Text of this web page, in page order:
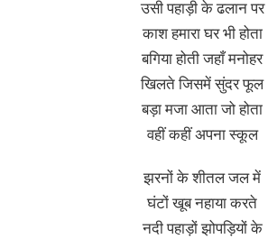
उसी पहाड़ी के ढलान पर
काश हमारा घर भी होता
बगिया होती जहाँ मनोहर
खिलते जिसमें सुंदर फूल
बड़ा मजा आता जो होता
वहीं कहीं अपना स्कूल
झरनों के शीतल जल में
घंटों खूब नहाया करते
नदी पहाड़ों झोपड़ियों के